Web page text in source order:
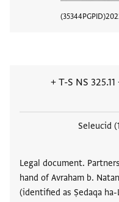
PGPID
35344
T-S NS 325.11
+
Legal document.
hand of Avraham b.
(identified as Ṣedaqa